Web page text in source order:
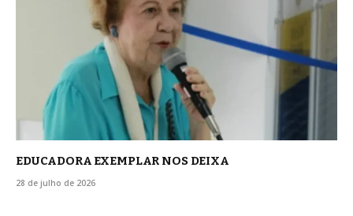
EDUCADORA EXEMPLAR NOS DEIXA
28 de julho de 2026